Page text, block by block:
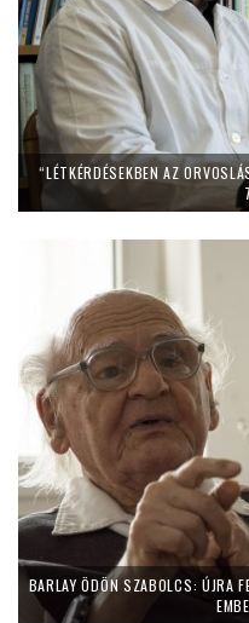
“LÉTKÉRDÉSEKBEN AZ
BARLAY ÖDÖN SZABOLCS: ÚJRA